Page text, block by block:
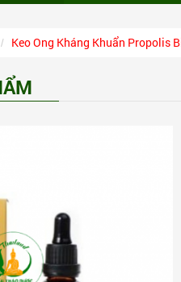
Keo Ong Kháng Khuẩn Propolis